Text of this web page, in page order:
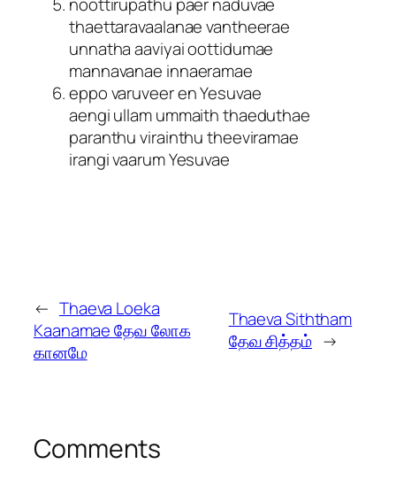
thaettaravaalanae vantheerae
unnatha aaviyai oottidumae
mannavanae innaeramae
eppo varuveer en Yesuvae
aengi ullam ummaith thaeduthae
paranthu virainthu theeviramae
irangi vaarum Yesuvae
← Thaeva Loeka
Kaanamae தேவ லோக
கானமே
Thaeva Siththam
தேவ சித்தம் →
Comments